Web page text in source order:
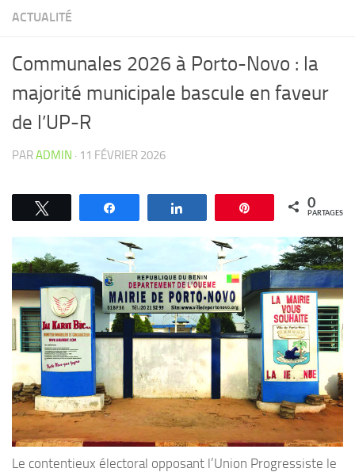
ACTUALITÉ
Communales 2026 à Porto-Novo : la
majorité municipale bascule en faveur
de l’UP-R
PARADMIN · 11 FÉVRIER 2026
Épingle 0
PARTAGES
Le contentieux électoral opposant l’Union Progressiste le